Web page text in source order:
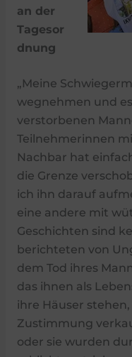
an der
Tagesor
dnung
„Meine
wegnehmen und
verstorbenen
Teilnehmerinnen
Nachbar hat
die Grenze
ich ihn darauf
eine andere mit
Geschichten sind
berichteten von
dem Tod ihres
das ihnen als
ihre Häuser
Zustimmung
oder sie wurden